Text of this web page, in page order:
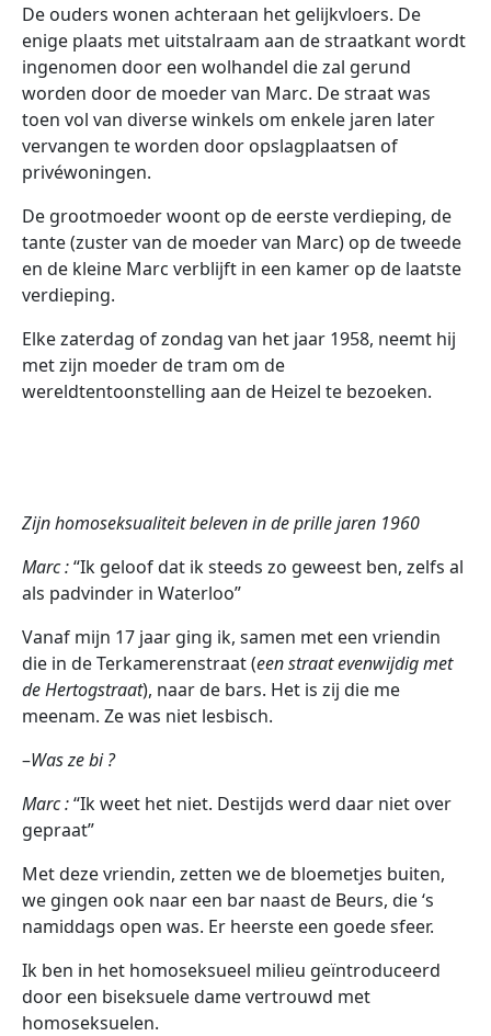
De ouders wonen achteraan het gelijkvloers. De
enige plaats met uitstalraam aan de straatkant wordt
ingenomen door een wolhandel die zal gerund
worden door de moeder van Marc. De straat was
toen vol van diverse winkels om enkele jaren later
vervangen te worden door opslagplaatsen of
privéwoningen.
De grootmoeder woont op de eerste verdieping, de
tante (zuster van de moeder van Marc) op de tweede
en de kleine Marc verblijft in een kamer op de laatste
verdieping.
Elke zaterdag of zondag van het jaar 1958, neemt hij
met zijn moeder de tram om de
wereldtentoonstelling aan de Heizel te bezoeken.
Zijn homoseksualiteit beleven in de prille jaren 1960
Marc :“Ik geloof dat ik steeds zo geweest ben, zelfs al
als padvinder in Waterloo”
Vanaf mijn 17 jaar ging ik, samen met een vriendin
die in de Terkamerenstraat (een straat evenwijdig met
de Hertogstraat), naar de bars. Het is zij die me
meenam. Ze was niet lesbisch.
–Was ze bi ?
Marc :“Ik weet het niet. Destijds werd daar niet over
gepraat”
Met deze vriendin, zetten we de bloemetjes buiten,
we gingen ook naar een bar naast de Beurs, die ‘s
namiddags open was. Er heerste een goede sfeer.
Ik ben in het homoseksueel milieu geïntroduceerd
door een biseksuele dame vertrouwd met
homoseksuelen.